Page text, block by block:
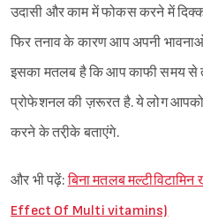
उदासी और काम में फोकस करने में
फिर तनाव के कारण आप अपनी
इसका मतलब है कि आप काफी समय से
प्रोफेशनल की ज़रूरत है. ये लोग
करने के तरी़के बताएंगे.
और भी पढ़ें:बिना मतलब
Effect Of Multi vitamins)